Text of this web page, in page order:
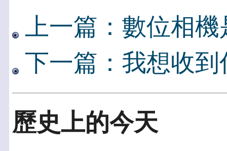
上一篇：數位相
下一篇：我想收
歷史上的今天